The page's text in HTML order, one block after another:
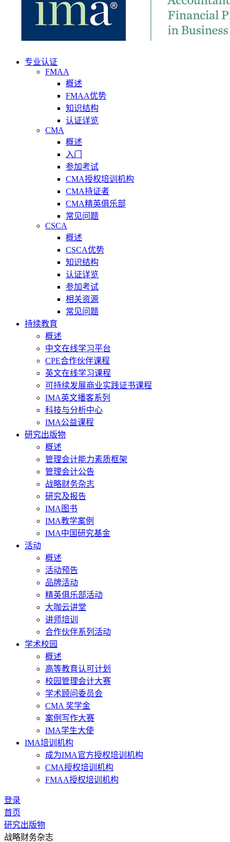
专业认证
FMAA
概述
FMAA优势
知识结构
认证详览
CMA
概述
入门
参加考试
CMA授权培训机构
CMA持证者
CMA精英俱乐部
常见问题
CSCA
概述
CSCA优势
知识结构
认证详览
参加考试
相关资源
常见问题
持续教育
概述
中文在线学习平台
CPE合作伙伴课程
英文在线学习课程
可持续发展商业实践证书课程
IMA英文播客系列
科技与分析中心
IMA公益课程
研究出版物
概述
管理会计能力素质框架
管理会计公告
战略财务杂志
研究及报告
IMA图书
IMA教学案例
IMA中国研究基金
活动
概述
活动预告
品牌活动
精英俱乐部活动
大咖云讲堂
讲师培训
合作伙伴系列活动
学术校园
概述
高等教育认可计划
校园管理会计大赛
学术顾问委员会
CMA 奖学金
案例写作大赛
IMA学生大使
IMA培训机构
成为IMA官方授权培训机构
CMA授权培训机构
FMAA授权培训机构
登录
首页
研究出版物
战略财务杂志